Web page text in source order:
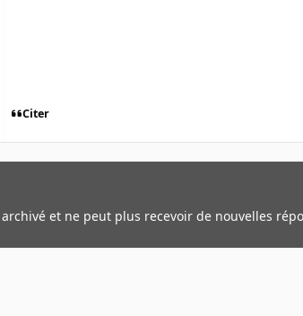
Citer
et ne peut plus recevoir de nouvelles